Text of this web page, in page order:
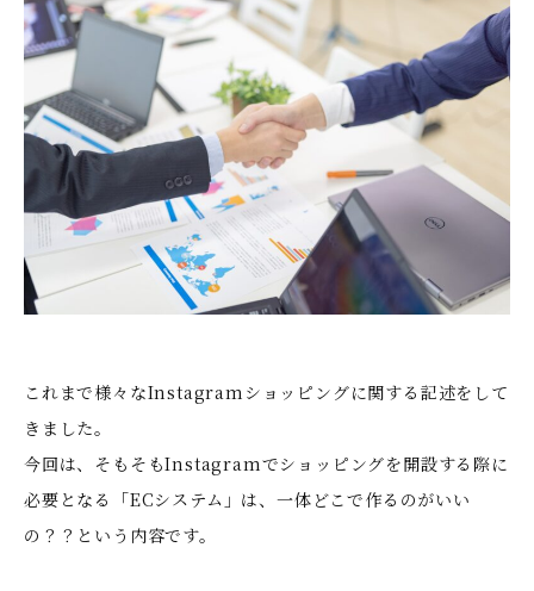
これまで様々なInstagramショッピングに関する記述をして
きました。
今回は、そもそもInstagramでショッピングを開設する際に
必要となる「ECシステム」は、一体どこで作るのがいい
の？？という内容です。